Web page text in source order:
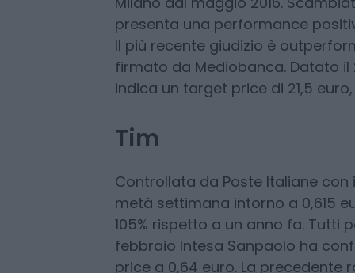
Azienda italiana, produce attrezzi
sede a Cesena ed è stata
che la presiede e la controlla. La
Milano dal maggio 2016.
presenta una performance
firmato da Mediobanca. Datato il
Tim
Controllata da Poste Italiane con